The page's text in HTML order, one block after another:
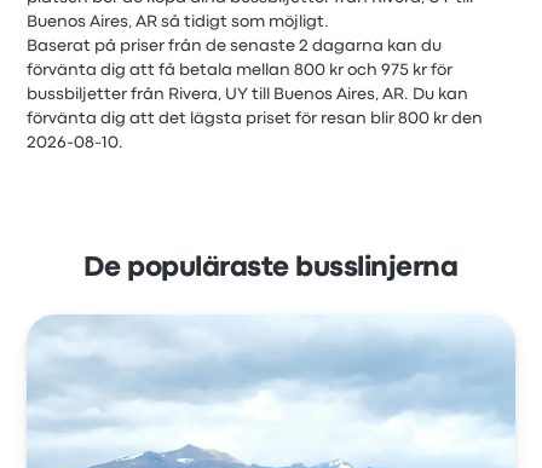
Buenos Aires, AR så tidigt som möjligt.
Baserat på priser från de senaste 2 dagarna kan du
förvänta dig att få betala mellan 800 kr och 975 kr för
bussbiljetter från Rivera, UY till Buenos Aires, AR. Du kan
förvänta dig att det lägsta priset för resan blir 800 kr den
2026-08-10.
De populäraste busslinjerna